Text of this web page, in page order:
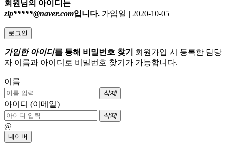
회원님의 아이디는
zip*****@naver.com입니다. 가입일 | 2020-10-05
로그인
가입한 아이디를 통해 비밀번호 찾기
회원가입 시 등록한 담당
자 이름과 아이디로 비밀번호 찾기가 가능합니다.
이름
삭제
아이디 (이메일)
삭제
@
네이버